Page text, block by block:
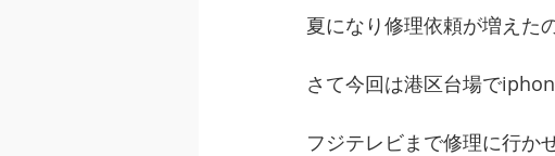
夏になり修理依頼が増えた
さて今回は港区台場で
フジテレビまで修理に行か